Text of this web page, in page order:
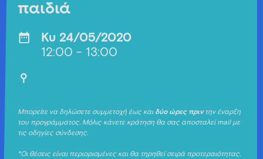
παιδιά
Κυ 24/05/2020
12:00 - 13:00
Μπορείτε να δηλώσετε συμμετοχή έως καιδύο ώρες πριντην έναρξη
του προγράμματος. Μόλις κάνετε κράτηση θα σας αποσταλεί mail με
τις οδηγίες σύνδεσης.
*Οι θέσεις είναι περιορισμένες και θα τηρηθεί σειρά προτεραιότητας,